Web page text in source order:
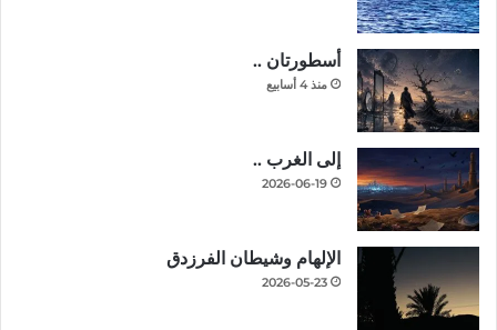
أسطورتان ..
منذ 4 أسابيع
إلى الغرب ..
2026-06-19
الإلهام وشيطان الفرزدق
2026-05-23